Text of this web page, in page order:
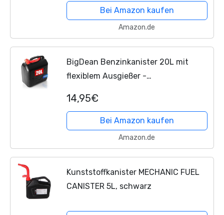
geprüfter Produktion, weiß
Bei Amazon kaufen
Amazon.de
BigDean Benzinkanister 20L mit
flexiblem Ausgießer -
- handlicher Kanister Dieselkanister
UN-Zulassung Reservekanister...
14,95€
Bei Amazon kaufen
Amazon.de
Kunststoffkanister MECHANIC FUEL
CANISTER 5L, schwarz